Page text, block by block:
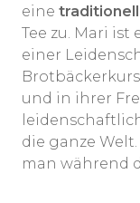
eine
Tee zu. Mari
einer
und in ihrer
die ganze
man während